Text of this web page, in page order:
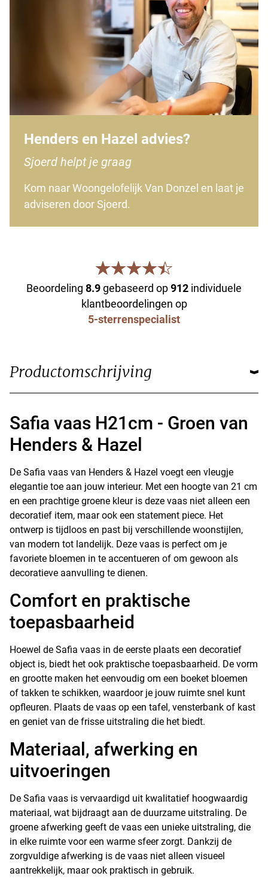
Henders en Hazel advies?
Sjoerd helpt je graag
Kom naar Woongelofelijk Van Donzel en laat je
adviseren door Sjoerd.
Beoordeling 8.9gebaseerd op912 individuele
klantbeoordelingen op
5-sterrenspecialist
Productomschrijving
Safia vaas H21cm - Groen van
Henders & Hazel
De Safia vaas van Henders & Hazel voegt een vleugje
elegantie toe aan jouw interieur. Met een hoogte van 21 cm
en een prachtige groene kleur is deze vaas niet alleen een
decoratief item, maar ook een statement piece. Het
ontwerp is tijdloos en past bij verschillende woonstijlen,
van modern tot landelijk. Deze vaas is perfect om je
favoriete bloemen in te accentueren of om gewoon als
decoratieve aanvulling te dienen.
Comfort en praktische
toepasbaarheid
Hoewel de Safia vaas in de eerste plaats een decoratief
object is, biedt het ook praktische toepasbaarheid. De vorm
en grootte maken het eenvoudig om een boeket bloemen
of takken te schikken, waardoor je jouw ruimte snel kunt
opfleuren. Plaats de vaas op een tafel, vensterbank of kast
en geniet van de frisse uitstraling die het biedt.
Materiaal, afwerking en
uitvoeringen
De Safia vaas is vervaardigd uit kwalitatief hoogwaardig
materiaal, wat bijdraagt aan de duurzame uitstraling. De
groene afwerking geeft de vaas een unieke uitstraling, die
in elke ruimte voor een warme sfeer zorgt. Dankzij de
zorgvuldige afwerking is de vaas niet alleen visueel
aantrekkelijk, maar ook praktisch in gebruik.